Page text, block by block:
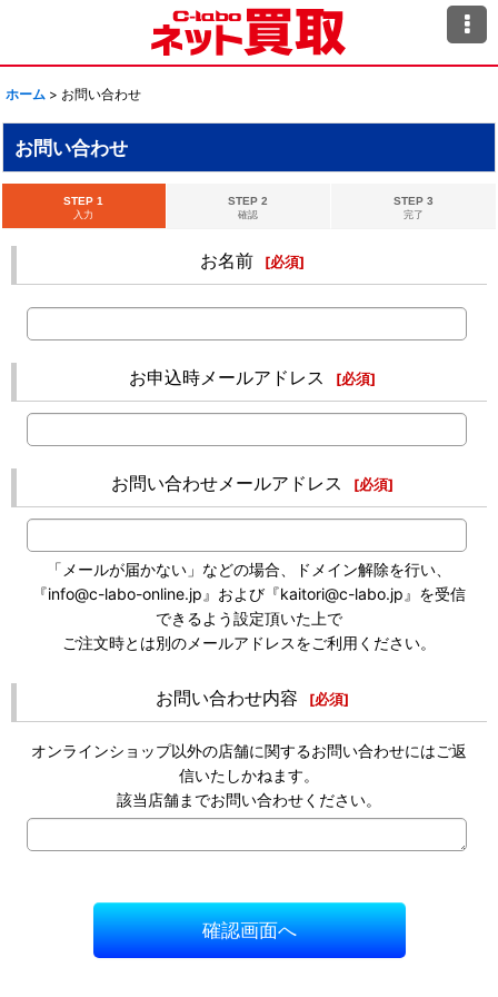
ホーム > お問い合わせ
お問い合わせ
STEP 1
入力
STEP 2
確認
STEP 3
完了
お名前 [必須]
お申込時メールアドレス [必須]
お問い合わせメールアドレス [必須]
「メールが届かない」などの場合、ドメイン解除を行い、
『info@c-labo-online.jp』および『kaitori@c-labo.jp』を受信
できるよう設定頂いた上で
ご注文時とは別のメールアドレスをご利用ください。
お問い合わせ内容 [必須]
オンラインショップ以外の店舗に関するお問い合わせにはご返
信いたしかねます。
該当店舗までお問い合わせください。
確認画面へ